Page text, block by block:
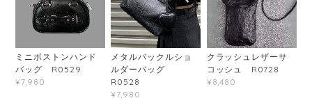
ミニボストンハンド
バッグ R0529
¥7,980
メタルバックルショ
ルダーバッグ
R0528
¥7,980
クラッシュレザーサ
コッシュ R0728
¥8,480